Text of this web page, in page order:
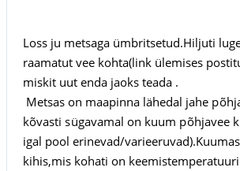
Loss ju metsaga ümbritsetud.Hiljuti
raamatut vee kohta(link ülemises
miskit uut enda jaoks teada .
Metsas on maapinna lähedal jahe p
kõvasti sügavamal on kuum põhjavee
igal pool erinevad/varieeruvad
kihis,mis kohati on